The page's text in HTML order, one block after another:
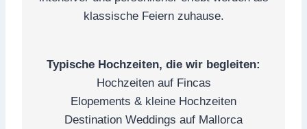
klassische Feiern zuhause.
Typische Hochzeiten, die wir begleiten:
Hochzeiten auf Fincas
Elopements & kleine Hochzeiten
Destination Weddings auf Mallorca